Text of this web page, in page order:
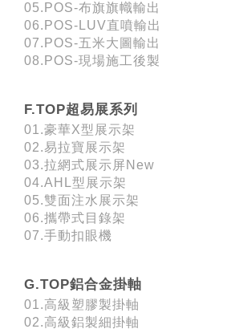
05.POS-布旗旗幟輸出
06.POS-LUV直噴輸出
07.POS-五米大圖輸出
08.POS-現場施工後製
F.TOP超易展系列
01.豪華X型展示架
02.易拉寶展示架
03.拉網式展示屏New
04.AHL型展示架
05.雙面注水展示架
06.攜帶式目錄架
07.手動扣眼機
G.TOP鋁合金掛軸
01.高級塑膠製掛軸
02.高級鋁製細掛軸